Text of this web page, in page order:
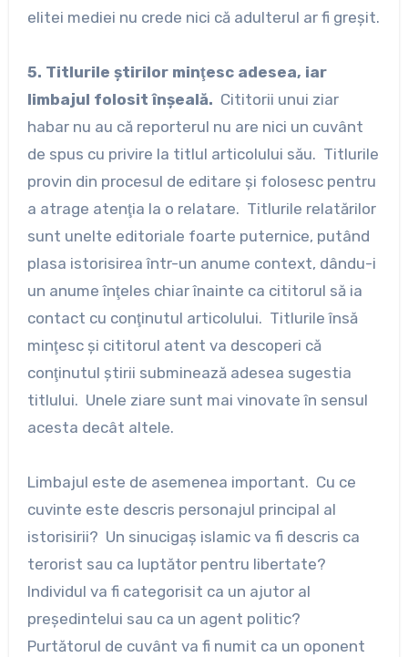
elitei mediei nu crede nici că adulterul ar fi greşit.
5. Titlurile ştirilor minţesc adesea, iar
limbajul folosit înşeală. Cititorii unui ziar
habar nu au că reporterul nu are nici un cuvânt
de spus cu privire la titlul articolului său. Titlurile
provin din procesul de editare şi folosesc pentru
a atrage atenţia la o relatare. Titlurile relatărilor
sunt unelte editoriale foarte puternice, putând
plasa istorisirea într-un anume context, dându-i
un anume înţeles chiar înainte ca cititorul să ia
contact cu conţinutul articolului. Titlurile însă
minţesc şi cititorul atent va descoperi că
conţinutul ştirii subminează adesea sugestia
titlului. Unele ziare sunt mai vinovate în sensul
acesta decât altele.
Limbajul este de asemenea important. Cu ce
cuvinte este descris personajul principal al
istorisirii? Un sinucigaş islamic va fi descris ca
terorist sau ca luptător pentru libertate?
Individul va fi categorisit ca un ajutor al
preşedintelui sau ca un agent politic?
Purtătorul de cuvânt va fi numit ca un oponent